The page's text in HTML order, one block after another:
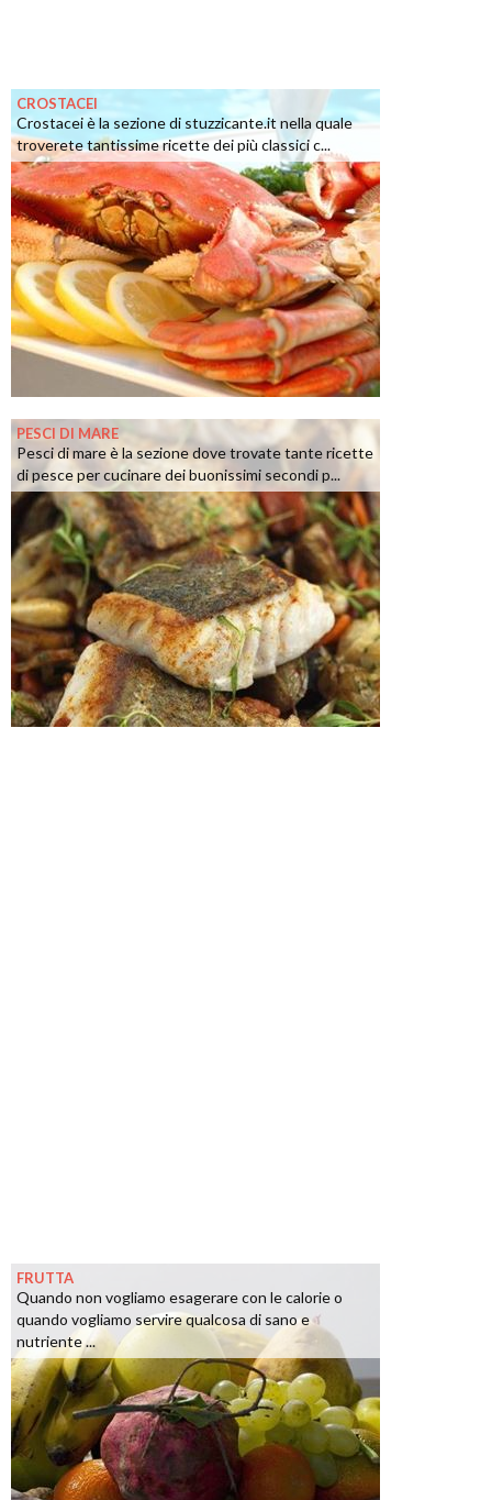
CROSTACEI
Crostacei è la sezione di stuzzicante.it nella quale
troverete tantissime ricette dei più classici c...
PESCI DI MARE
Pesci di mare è la sezione dove trovate tante ricette
di pesce per cucinare dei buonissimi secondi p...
FRUTTA
Quando non vogliamo esagerare con le calorie o
quando vogliamo servire qualcosa di sano e
nutriente ...